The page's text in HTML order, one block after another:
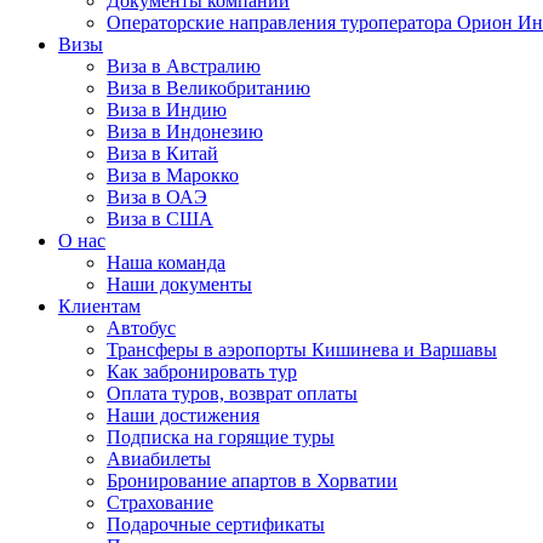
Операторские направления туроператора Орион
Визы
Виза в Австралию
Виза в Великобританию
Виза в Индию
Виза в Индонезию
Виза в Китай
Виза в Марокко
Виза в ОАЭ
Виза в США
О нас
Наша команда
Наши документы
Клиентам
Автобус
Трансферы в аэропорты Кишинева и Варшавы
Как забронировать тур
Оплата туров, возврат оплаты
Наши достижения
Подписка на горящие туры
Авиабилеты
Бронирование апартов в Хорватии
Страхование
Подарочные сертификаты